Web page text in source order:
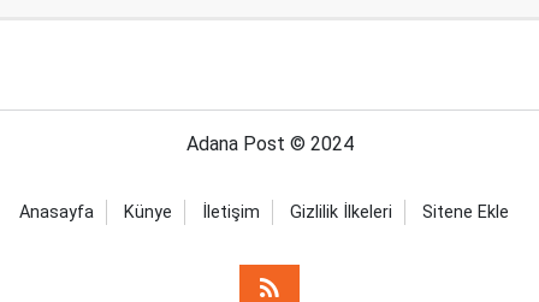
Adana Post © 2024
Anasayfa Künye İletişim Gizlilik İlkeleri Sitene Ekle